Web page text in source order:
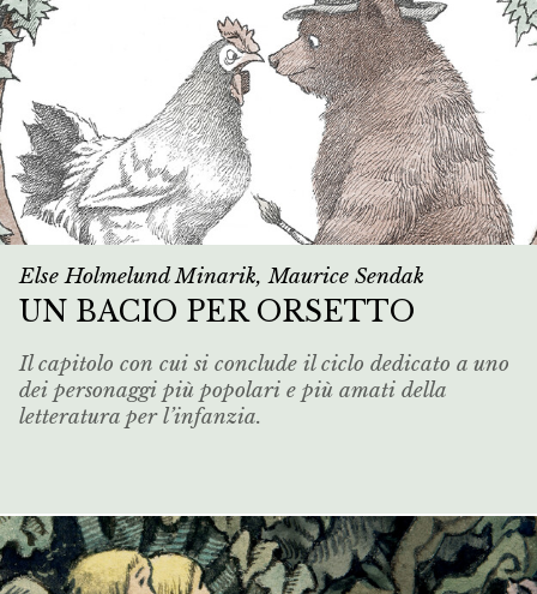
Else Holmelund Minarik, Maurice Sendak
UN BACIO PER ORSETTO
Il capitolo con cui si conclude il ciclo dedicato a uno
dei personaggi più popolari e più amati della
letteratura per l’infanzia.